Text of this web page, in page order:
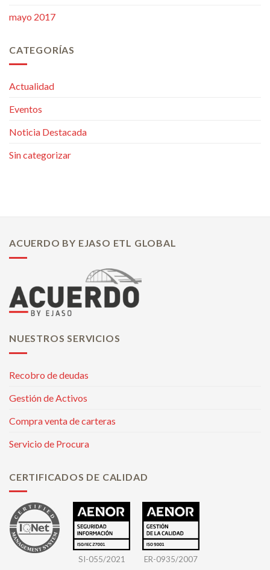
mayo 2017
CATEGORÍAS
Actualidad
Eventos
Noticia Destacada
Sin categorizar
ACUERDO BY EJASO ETL GLOBAL
NUESTROS SERVICIOS
Recobro de deudas
Gestión de Activos
Compra venta de carteras
Servicio de Procura
CERTIFICADOS DE CALIDAD
SI-055/2021 ER-0935/2007